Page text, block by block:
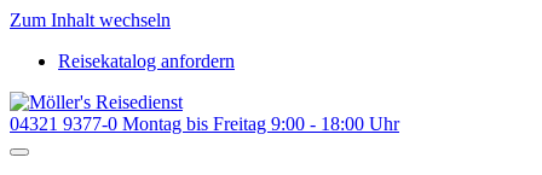
Zum Inhalt wechseln
Reisekatalog anfordern
04321 9377-0 Montag bis Freitag 9:00 - 18:00 Uhr